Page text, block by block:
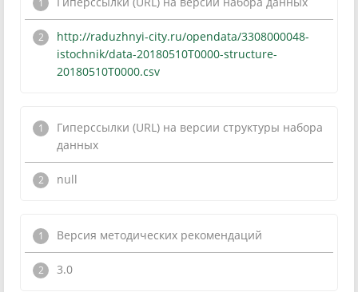
http://raduzhnyi-city.ru/opendata/3308000048-
istochnik/data-20180510T0000-structure-
20180510T0000.csv
Гиперссылки (URL) на версии структуры набора
данных
null
Версия методических рекомендаций
3.0